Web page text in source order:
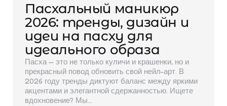
Пасхальный маникюр
2026: тренды, дизайн и
идеи на пасху для
идеального образа
Пасха — это не только куличи и крашенки, но и
прекрасный повод обновить свой нейл-арт. В
2026 году тренды диктуют баланс между яркими
акцентами и элегантной сдержанностью. Ищете
вдохновение? Мы…